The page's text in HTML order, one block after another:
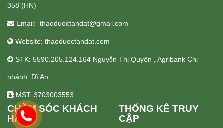
358 (HN)
Email: thaoduoctandat@gmail.com
Website: thaoduoctandat.com
STK: 5590.205.124.164 Nguyễn Thị Quyên , Agribank Chi
nhánh: Dĩ An
MST: 3703003553
CHĂM SÓC KHÁCH
HÀNG
THỐNG KÊ TRUY
CẬP